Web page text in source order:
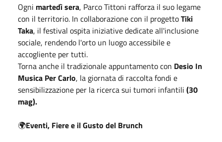
Ogni martedì sera, Parco Tittoni rafforza il suo legame
con il territorio. In collaborazione con il progettoTiki
Taka, il festival ospita iniziative dedicate all'inclusione
sociale, rendendo l'orto un luogo accessibile e
accogliente per tutti.
Torna anche il tradizionale appuntamento con Desio In
Musica Per Carlo, la giornata di raccolta fondi e
sensibilizzazione per la ricerca sui tumori infantili (30
mag).
🌍Eventi, Fiere e il Gusto del Brunch